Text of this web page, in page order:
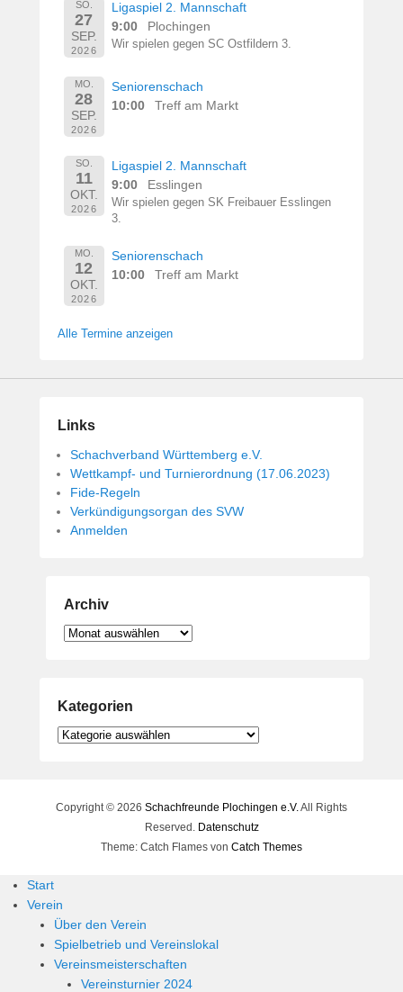
SO.
27
SEP.
2026
Ligaspiel 2. Mannschaft
9:00
Plochingen
Wir spielen gegen SC Ostfildern 3.
MO.
28
SEP.
2026
Seniorenschach
10:00
Treff am Markt
SO.
11
OKT.
2026
Ligaspiel 2. Mannschaft
9:00
Esslingen
Wir spielen gegen SK Freibauer Esslingen
3.
MO.
12
OKT.
2026
Seniorenschach
10:00
Treff am Markt
Alle Termine anzeigen
Links
Schachverband Württemberg e.V.
Wettkampf- und Turnierordnung (17.06.2023)
Fide-Regeln
Verkündigungsorgan des SVW
Anmelden
Archiv
Archiv
Kategorien
Kategorien
Copyright © 2026 Schachfreunde Plochingen e.V. All Rights
Reserved. Datenschutz
Theme: Catch Flames von Catch Themes
Start
Verein
Über den Verein
Spielbetrieb und Vereinslokal
Vereinsmeisterschaften
Vereinsturnier 2024